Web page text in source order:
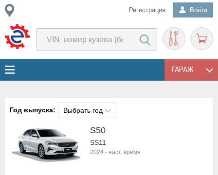
Регистрация Войти
ГАРАЖ
Год выпуска: Выбрать год
S50
SS11
2024 - наст. время